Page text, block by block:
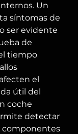
Un
síntomas de
ser evidente
de
tiempo
el
útil del
coche
detectar
componentes